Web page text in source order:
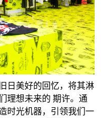
美好的回忆，将其淋
理想未来的 期许。通
时光机器，引领我们一